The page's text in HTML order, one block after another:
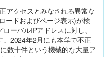
アクセスとみなされる異常な
ードおよびページ表示)が検
ーバルIPアドレスに対し、
2024年2月にも本学で不正
数十件という機械的な大量ア